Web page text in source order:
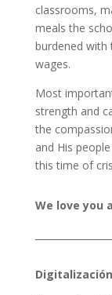
classrooms,
meals the
burdened
wages.
Most
strength and
the
and His
this time of
We love you
Digitalización